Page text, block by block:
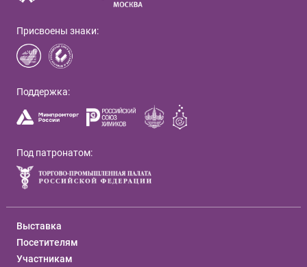
Присвоены знаки:
Поддержка:
Под патронатом:
Выставка
Посетителям
Участникам